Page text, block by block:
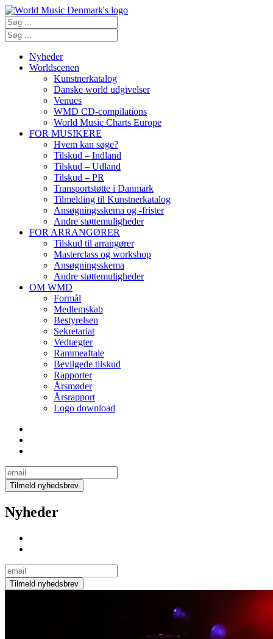
Nyheder
Worldscenen
Kunstnerkatalog
Danske world udgivelser
Venues
WMD CD-compilations
World Music Charts Europe
FOR MUSIKERE
Hvem kan søge?
Tilskud – Indland
Tilskud – Udland
Tilskud – PR
Transportstøtte i Danmark
Tilmelding til Kunstnerkatalog
Ansøgningsskema og -frister
Andre støttemuligheder
FOR ARRANGØRER
Tilskud til arrangører
Masterclass og workshop
Ansøgningsskema
Andre støttemuligheder
OM WMD
Formål
Medlemskab
Bestyrelsen
Sekretariat
Vedtægter
Rammeaftale
Bevilgede tilskud
Rapporter
Årsmøder
Årsrapport
Logo download
Nyheder